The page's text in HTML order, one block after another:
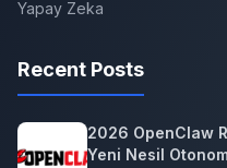
Yapay Zeka
Recent Posts
2026 OpenClaw
Yeni Nesil